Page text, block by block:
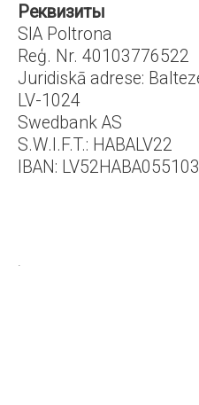
Реквизиты
SIA Poltrona
Reģ. Nr. 40103776522
Juridiskā adrese:
LV-1024
Swedbank AS
S.W.I.F.T.: HABALV22
IBAN: